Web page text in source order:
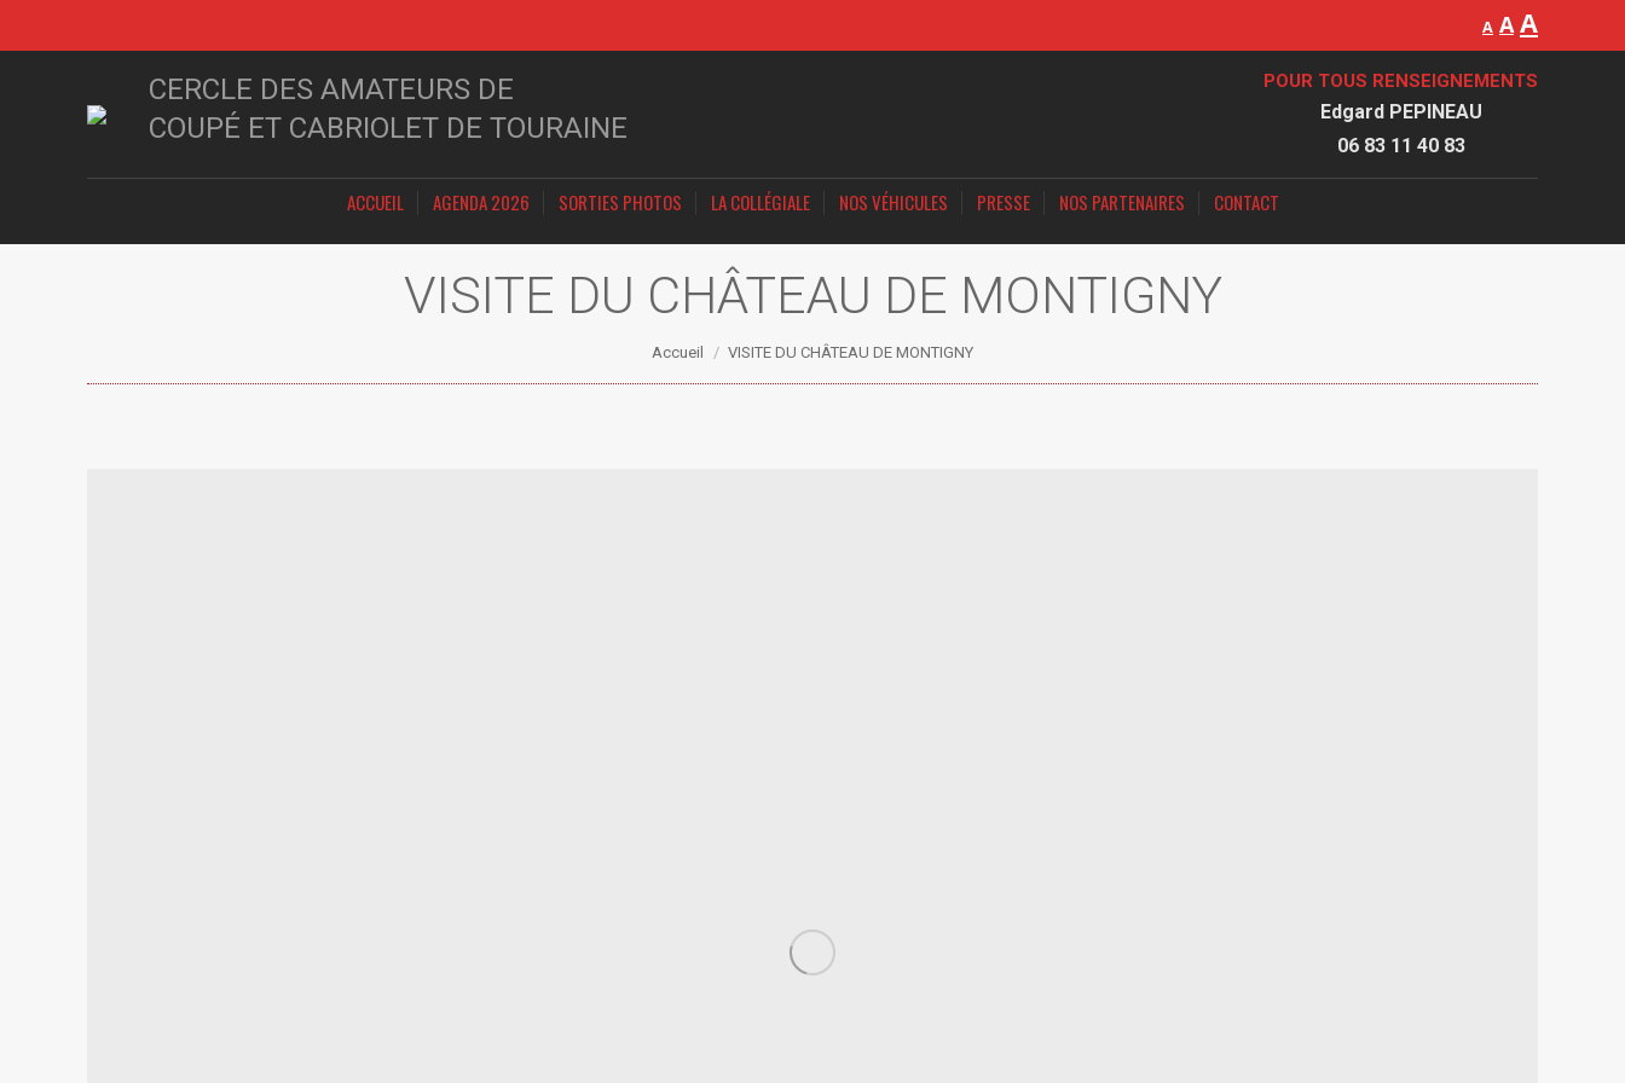
A A A
CERCLE DES AMATEURS DE
COUPÉ ET CABRIOLET DE TOURAINE
POUR TOUS RENSEIGNEMENTS
Edgard PEPINEAU
06 83 11 40 83
ACCUEIL AGENDA 2026 SORTIES PHOTOS LA COLLÉGIALE NOS VÉHICULES PRESSE NOS PARTENAIRES CONTACT
VISITE DU CHÂTEAU DE MONTIGNY
Vous êtes ici :
Accueil VISITE DU CHÂTEAU DE MONTIGNY